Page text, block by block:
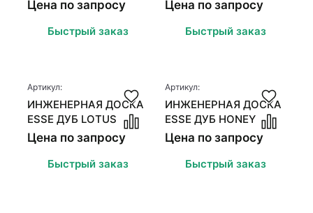
Цена по запросу
Быстрый заказ
Цена по запросу
Быстрый заказ
Артикул:
ИНЖЕНЕРНАЯ ДОСКА
ESSE ДУБ LOTUS
Цена по запросу
Быстрый заказ
Артикул:
ИНЖЕНЕРНАЯ ДОСКА
ESSE ДУБ HONEY
Цена по запросу
Быстрый заказ